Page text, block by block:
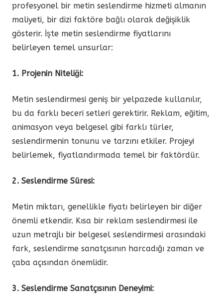
profesyonel bir metin seslendirme hizmeti almanın
maliyeti, bir dizi faktöre bağlı olarak değişiklik
gösterir. İşte metin seslendirme fiyatlarını
belirleyen temel unsurlar:
1. Projenin Niteliği:
Metin seslendirmesi geniş bir yelpazede kullanılır,
bu da farklı beceri setleri gerektirir. Reklam, eğitim,
animasyon veya belgesel gibi farklı türler,
seslendirmenin tonunu ve tarzını etkiler. Projeyi
belirlemek, fiyatlandırmada temel bir faktördür.
2. Seslendirme Süresi:
Metin miktarı, genellikle fiyatı belirleyen bir diğer
önemli etkendir. Kısa bir reklam seslendirmesi ile
uzun metrajlı bir belgesel seslendirmesi arasındaki
fark, seslendirme sanatçısının harcadığı zaman ve
çaba açısından önemlidir.
3. Seslendirme Sanatçısının Deneyimi: